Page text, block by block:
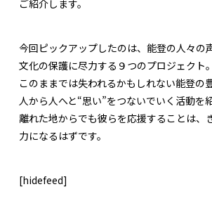
ご紹介します。
今回ピックアップしたのは、能登の人々の
文化の保護に尽力する９つのプロジェクト。
このままでは失われるかもしれない能登の
人から人へと“思い”をつないでいく活動を紹
離れた地からでも彼らを応援することは、
力になるはずです。
[hidefeed]